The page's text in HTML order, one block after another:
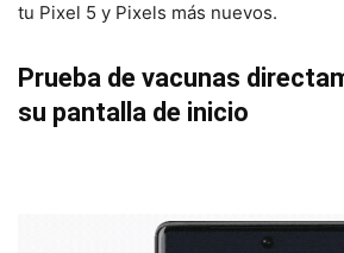
tu Pixel 5 y Pixels más nuevos.
Prueba de vacunas
su pantalla de inicio